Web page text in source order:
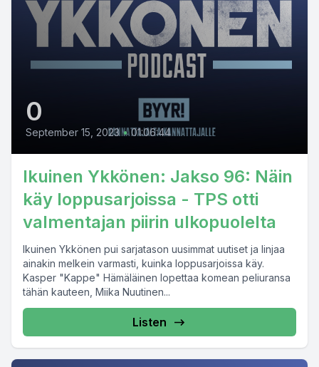
0
September 15, 2023 • 01:06:44
Ikuinen Ykkönen: Jakso 96: Näin
käy loppusarjoissa - TPS otti
valmentajan piirin ulkopuolelta
Ikuinen Ykkönen pui sarjatason uusimmat uutiset ja linjaa
ainakin melkein varmasti, kuinka loppusarjoissa käy.
Kasper "Kappe" Hämäläinen lopettaa komean peliuransa
tähän kauteen, Miika Nuutinen...
Listen